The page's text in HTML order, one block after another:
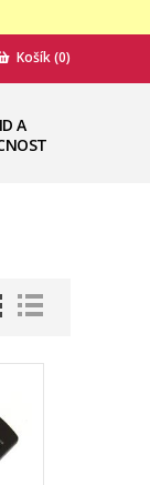
Košík(0)
A